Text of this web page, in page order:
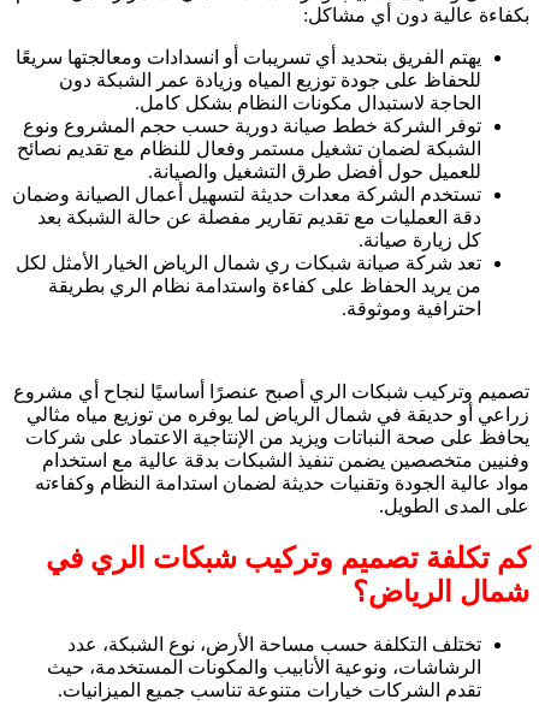
بكفاءة عالية دون أي مشاكل:
يهتم الفريق بتحديد أي تسريبات أو انسدادات ومعالجتها سريعًا
للحفاظ على جودة توزيع المياه وزيادة عمر الشبكة دون
الحاجة لاستبدال مكونات النظام بشكل كامل.
توفر الشركة خطط صيانة دورية حسب حجم المشروع ونوع
الشبكة لضمان تشغيل مستمر وفعال للنظام مع تقديم نصائح
للعميل حول أفضل طرق التشغيل والصيانة.
تستخدم الشركة معدات حديثة لتسهيل أعمال الصيانة وضمان
دقة العمليات مع تقديم تقارير مفصلة عن حالة الشبكة بعد
كل زيارة صيانة.
تعد شركة صيانة شبكات ري شمال الرياض الخيار الأمثل لكل
من يريد الحفاظ على كفاءة واستدامة نظام الري بطريقة
احترافية وموثوقة.
تصميم وتركيب شبكات الري أصبح عنصرًا أساسيًا لنجاح أي مشروع
زراعي أو حديقة في شمال الرياض لما يوفره من توزيع مياه مثالي
يحافظ على صحة النباتات ويزيد من الإنتاجية الاعتماد على شركات
وفنيين متخصصين يضمن تنفيذ الشبكات بدقة عالية مع استخدام
مواد عالية الجودة وتقنيات حديثة لضمان استدامة النظام وكفاءته
على المدى الطويل.
كم تكلفة تصميم وتركيب شبكات الري في
شمال الرياض؟
تختلف التكلفة حسب مساحة الأرض، نوع الشبكة، عدد
الرشاشات، ونوعية الأنابيب والمكونات المستخدمة، حيث
تقدم الشركات خيارات متنوعة تناسب جميع الميزانيات.